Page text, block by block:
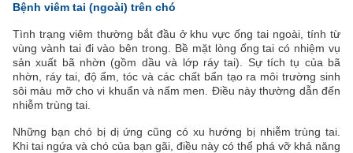
Bệnh viêm tai (ngoài) trên chó
Tình trạng viêm thường bắt đầu ở khu vực ống tai ngoài, tính từ
vùng vành tai đi vào bên trong. Bề mặt lòng ống tai có nhiệm vụ
sản xuất bã nhờn (gồm dầu và lớp ráy tai). Sự tích tụ của bã
nhờn, ráy tai, độ ẩm, tóc và các chất bẩn tạo ra môi trường sinh
sôi màu mỡ cho vi khuẩn và nấm men. Điều này thường dẫn đến
nhiễm trùng tai.
Những bạn chó bị dị ứng cũng có xu hướng bị nhiễm trùng tai.
Khi tai ngứa và chó của bạn gãi, điều này có thể phá vỡ khả năng